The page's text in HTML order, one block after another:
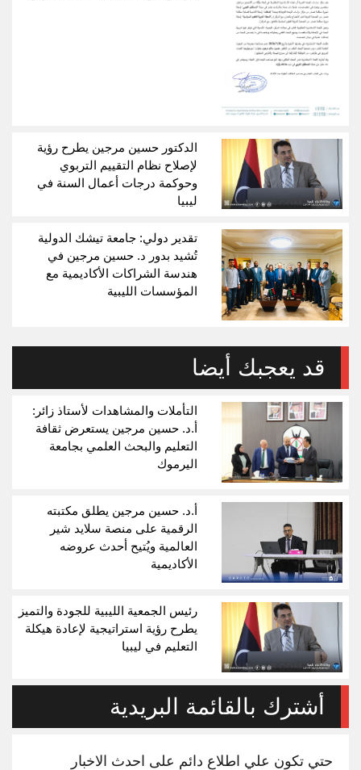
الدكتور حسين مرجين يطرح رؤية
لإصلاح نظام التقييم التربوي
وحوكمة درجات أعمال السنة في
ليبيا
تقدير دولي: جامعة تيشك الدولية
تُشيد بدور د. حسين مرجين في
هندسة الشراكات الأكاديمية مع
المؤسسات الليبية
قد يعجبك أيضا
التأملات والمشاهدات لأستاذ زائر:
أ.د. حسين مرجين يستعرض ثقافة
التعليم والبحث العلمي بجامعة
اليرموك
أ.د. حسين مرجين يطلق مكتبته
الرقمية على منصة سلايد شير
العالمية ويُتيح أحدث عروضه
الأكاديمية
رئيس الجمعية الليبية للجودة والتميز
يطرح رؤية استراتيجية لإعادة هيكلة
التعليم في ليبيا
أشترك بالقائمة البريدية
حتي تكون علي اطلاع دائم على احدث الاخبار